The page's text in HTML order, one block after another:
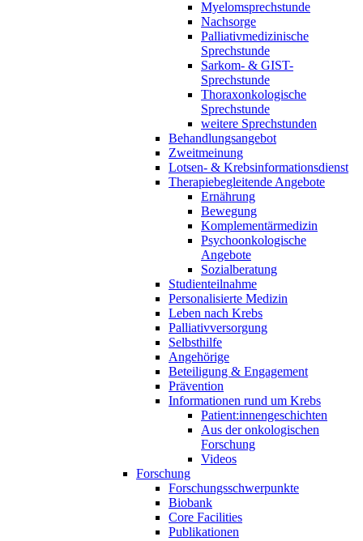
Myelomsprechstunde
Nachsorge
Palliativmedizinische
Sprechstunde
Sarkom- & GIST-
Sprechstunde
Thoraxonkologische
Sprechstunde
weitere Sprechstunden
Behandlungsangebot
Zweitmeinung
Lotsen- & Krebsinformationsdienst
Therapiebegleitende Angebote
Ernährung
Bewegung
Komplementärmedizin
Psychoonkologische
Angebote
Sozialberatung
Studienteilnahme
Personalisierte Medizin
Leben nach Krebs
Palliativversorgung
Selbsthilfe
Angehörige
Beteiligung & Engagement
Prävention
Informationen rund um Krebs
Patient:innengeschichten
Aus der onkologischen
Forschung
Videos
Forschung
Forschungsschwerpunkte
Biobank
Core Facilities
Publikationen